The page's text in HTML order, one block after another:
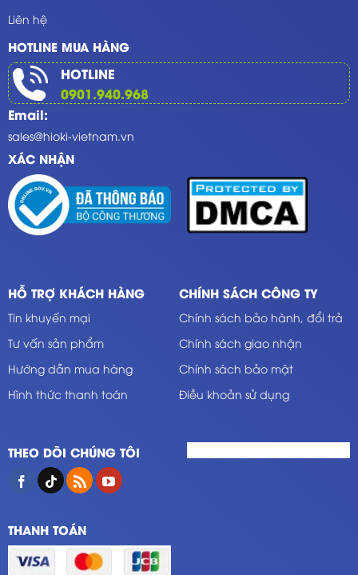
Liên hệ
HOTLINE MUA HÀNG
HOTLINE
0901.940.968
Email:
sales@hioki-vietnam.vn
XÁC NHẬN
HỖ TRỢ KHÁCH HÀNG
Tin khuyến mại
Tư vấn sản phẩm
Hướng dẫn mua hàng
Hình thức thanh toán
CHÍNH SÁCH CÔNG TY
Chính sách bảo hành, đổi trả
Chính sách giao nhận
Chính sách bảo mật
Điều khoản sử dụng
THEO DÕI CHÚNG TÔI
THANH TOÁN